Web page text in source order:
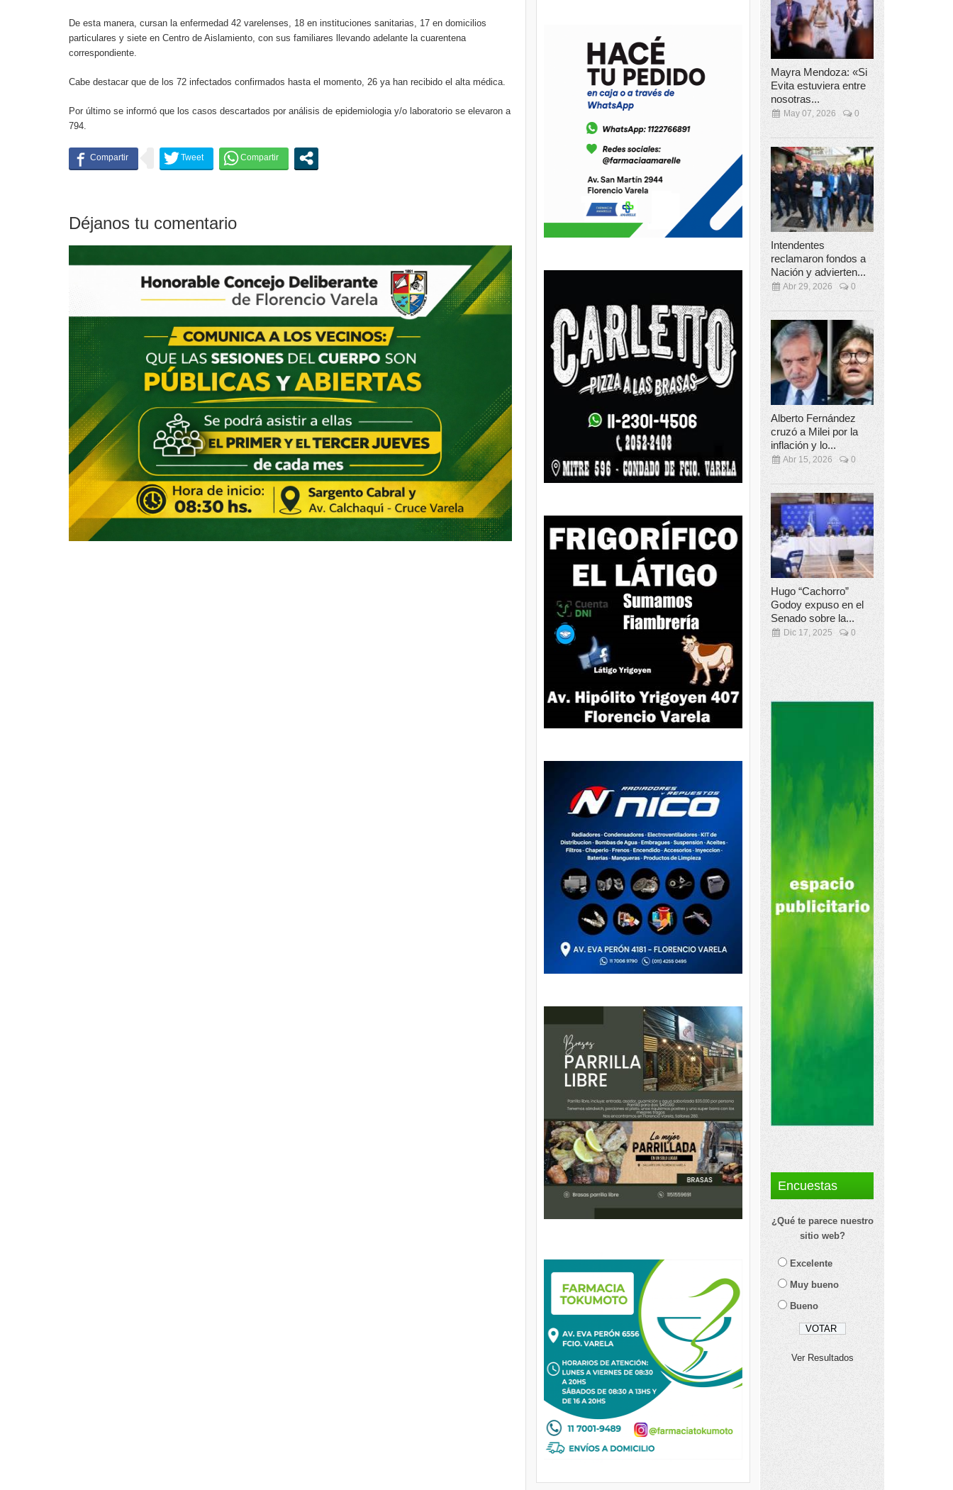
De esta manera, cursan la enfermedad 42 varelenses, 18 en instituciones sanitarias, 17 en domicilios
particulares y siete en Centro de Aislamiento, con sus familiares llevando adelante la cuarentena
correspondiente.
Cabe destacar que de los 72 infectados confirmados hasta el momento, 26 ya han recibido el alta médica.
Por último se informó que los casos descartados por análisis de epidemiologia y/o laboratorio se elevaron a
794.
Déjanos tu comentario
Mayra Mendoza: «Si
Evita estuviera entre
nosotras...
May 07, 2026 0
Intendentes
reclamaron fondos a
Nación y advierten...
Abr 29, 2026 0
Alberto Fernández
cruzó a Milei por la
inflación y lo...
Abr 15, 2026 0
Hugo “Cachorro”
Godoy expuso en el
Senado sobre la...
Dic 17, 2025 0
Encuestas
¿Qué te parece nuestro
sitio web?
Excelente
Muy bueno
Bueno
Ver Resultados